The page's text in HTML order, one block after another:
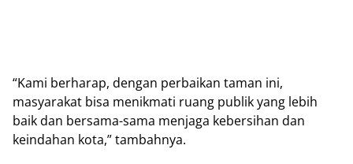
“Kami berharap, dengan perbaikan taman ini,
masyarakat bisa menikmati ruang publik yang lebih
baik dan bersama-sama menjaga kebersihan dan
keindahan kota,” tambahnya.